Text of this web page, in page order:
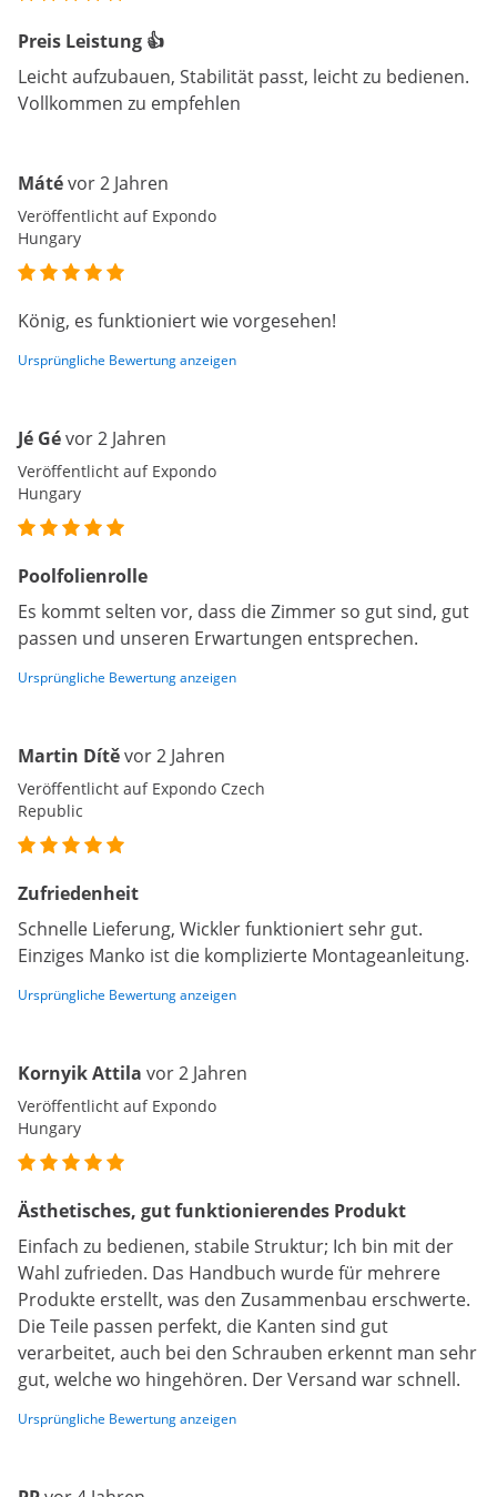
Preis Leistung 👍
Leicht aufzubauen, Stabilität passt, leicht zu bedienen.
Vollkommen zu empfehlen
Mátévor 2 Jahren
Veröffentlicht auf Expondo
Hungary
König, es funktioniert wie vorgesehen!
Ursprüngliche Bewertung anzeigen
Jé Gévor 2 Jahren
Veröffentlicht auf Expondo
Hungary
Poolfolienrolle
Es kommt selten vor, dass die Zimmer so gut sind, gut
passen und unseren Erwartungen entsprechen.
Ursprüngliche Bewertung anzeigen
Martin Dítěvor 2 Jahren
Veröffentlicht auf Expondo Czech
Republic
Zufriedenheit
Schnelle Lieferung, Wickler funktioniert sehr gut.
Einziges Manko ist die komplizierte Montageanleitung.
Ursprüngliche Bewertung anzeigen
Kornyik Attila vor 2 Jahren
Veröffentlicht auf Expondo
Hungary
Ästhetisches, gut funktionierendes Produkt
Einfach zu bedienen, stabile Struktur; Ich bin mit der
Wahl zufrieden. Das Handbuch wurde für mehrere
Produkte erstellt, was den Zusammenbau erschwerte.
Die Teile passen perfekt, die Kanten sind gut
verarbeitet, auch bei den Schrauben erkennt man sehr
gut, welche wo hingehören. Der Versand war schnell.
Ursprüngliche Bewertung anzeigen